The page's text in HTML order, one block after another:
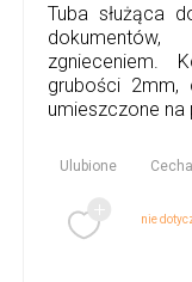
Tuba służąca
zgnieceniem.
grubości 2mm,
umieszczone na
Ulubione Cecha
nie